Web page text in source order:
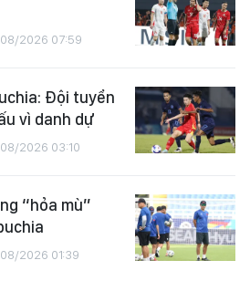
2026 07:59
Đội tuyển
vì danh dự
2026 03:10
“hỏa mù”
2026 01:39